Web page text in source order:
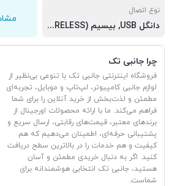
نوع اتصال
دانگل USB, بیسیم (WIRELESS)
چرا جانبی تک
فروشگاه اینترنتی جانبی تک با تنوعی بی‌نظیر از
لوازم جانبی کامپیوتر، لپ‌تاپ و موبایل، تجربه‌ای
مطمئن و لذت‌بخش از خرید آنلاین را برای شما
فراهم می‌کند. ما با ارائه محصولات اورجینال از
برندهای معتبر، قیمت‌های رقابتی، ارسال سریع و
پشتیبانی حرفه‌ای، اطمینان می‌دهیم که هم
کیفیت و هم خدمات را در بالاترین سطح دریافت
کنید. اگر به دنبال خریدی مطمئن و آسان
هستید، جانبی تک انتخابی هوشمندانه برای
شماست.